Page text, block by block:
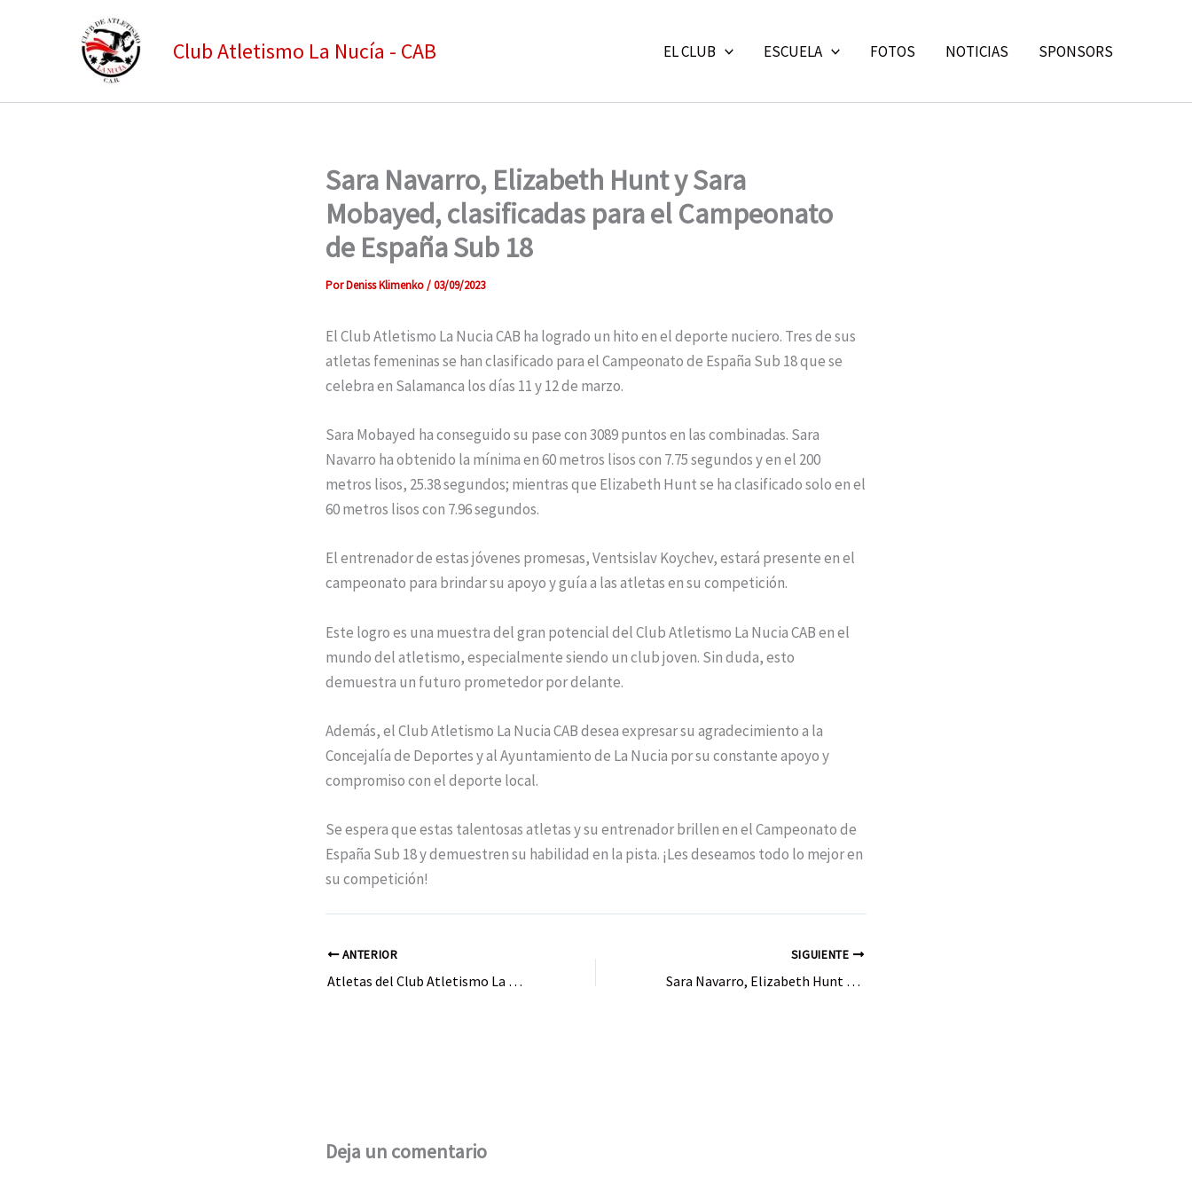
Club Atletismo La Nucía - CAB EL CLUB ESCUELA FOTOS NOTICIAS SPONSORS
Sara Navarro, Elizabeth Hunt y Sara
Mobayed, clasificadas para el Campeonato
de España Sub 18
PorDeniss Klimenko/03/09/2023
El Club Atletismo La Nucia CAB ha logrado un hito en el deporte nuciero. Tres de sus
atletas femeninas se han clasificado para el Campeonato de España Sub 18 que se
celebra en Salamanca los días 11 y 12 de marzo.
Sara Mobayed ha conseguido su pase con 3089 puntos en las combinadas. Sara
Navarro ha obtenido la mínima en 60 metros lisos con 7.75 segundos y en el 200
metros lisos, 25.38 segundos; mientras que Elizabeth Hunt se ha clasificado solo en el
60 metros lisos con 7.96 segundos.
El entrenador de estas jóvenes promesas, Ventsislav Koychev, estará presente en el
campeonato para brindar su apoyo y guía a las atletas en su competición.
Este logro es una muestra del gran potencial del Club Atletismo La Nucia CAB en el
mundo del atletismo, especialmente siendo un club joven. Sin duda, esto
demuestra un futuro prometedor por delante.
Además, el Club Atletismo La Nucia CAB desea expresar su agradecimiento a la
Concejalía de Deportes y al Ayuntamiento de La Nucia por su constante apoyo y
compromiso con el deporte local.
Se espera que estas talentosas atletas y su entrenador brillen en el Campeonato de
España Sub 18 y demuestren su habilidad en la pista. ¡Les deseamos todo lo mejor en
su competición!
ANTERIOR
Atletas del Club Atletismo La Nucia CAB triunfan en el Campeonato Autonómico Sub 16 PC en Valencia
SIGUIENTE
Sara Navarro, Elizabeth Hunt y Sara Mobayed, dejan huella en el Campeonato de España Sub 18 Pista Cubierta
Deja un comentario